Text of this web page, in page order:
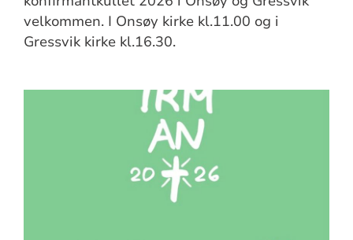
velkommen. I Onsøy kirke kl.11.00 og i
Gressvik kirke kl.16.30.